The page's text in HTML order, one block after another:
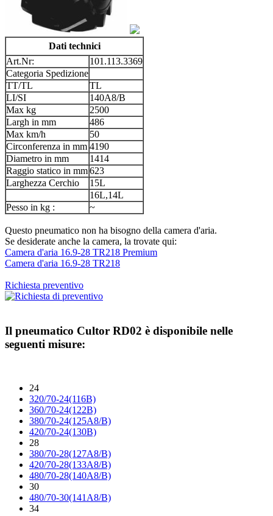
Dati technici
Art.Nr:
101.113.3369
Categoria Spedizione
TT/TL
TL
LI/SI
140A8/B
Max kg
2500
Largh in mm
486
Max km/h
50
Circonferenza in mm 4190
Diametro in mm
1414
Raggio statico in mm623
Larghezza Cerchio
15L
16L,14L
Pesso in kg :
~
Questo pneumatico non ha bisogno della camera d'aria.
Se desiderate anche la camera, la trovate qui:
Camera d'aria 16.9-28 TR218 Premium
Camera d'aria 16.9-28 TR218
Richiesta preventivo
Il pneumatico Cultor RD02 è disponibile nelle
seguenti misure:
24
320/70-24(116B)
360/70-24(122B)
380/70-24(125A8/B)
420/70-24(130B)
28
380/70-28(127A8/B)
420/70-28(133A8/B)
480/70-28(140A8/B)
30
480/70-30(141A8/B)
34